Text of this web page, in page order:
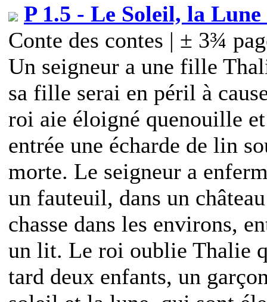
P 1.5 - Le Soleil, la
Conte des contes | ± 3¾
Un seigneur a une fille
sa fille serai en péril à
roi aie éloigné quenouille
entrée une écharde de lin
morte. Le seigneur a
un fauteuil, dans un
chasse dans les environs,
un lit. Le roi oublie Thalie
tard deux enfants, un